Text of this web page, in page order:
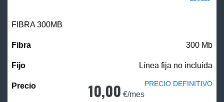
FIBRA 300MB
300 Mb
Línea fija no incluida
10,00 €/mes
PRECIO DEFINITIVO